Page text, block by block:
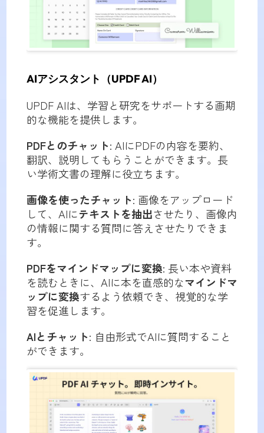
AIアシスタント（UPDF AI）
UPDF AIは、学習と研究をサポートする画期
的な機能を提供します。
PDFとのチャット: AIにPDFの内容を要約、
翻訳、説明してもらうことができます。長
い学術文書の理解に役立ちます。
画像を使ったチャット: 画像をアップロード
して、AIにテキストを抽出させたり、画像内
の情報に関する質問に答えさせたりできま
す。
PDFをマインドマップに変換: 長い本や資料
を読むときに、AIに本を直感的なマインドマ
ップに変換するよう依頼でき、視覚的な学
習を促進します。
AIとチャット: 自由形式でAIに質問すること
ができます。